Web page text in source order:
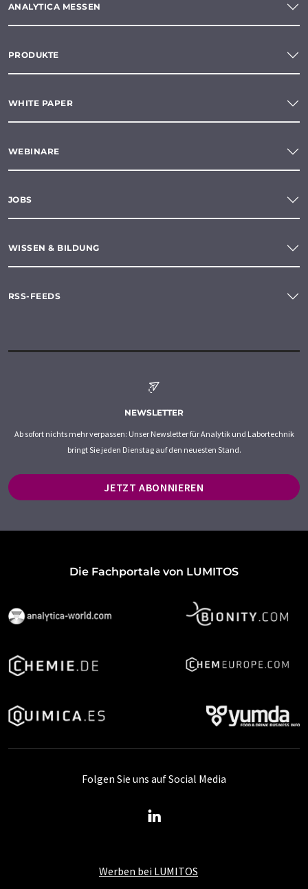
ANALYTICA MESSEN
PRODUKTE
WHITE PAPER
WEBINARE
JOBS
WISSEN & BILDUNG
RSS-FEEDS
NEWSLETTER
Ab sofort nichts mehr verpassen: Unser Newsletter für Analytik und Labortechnik
bringt Sie jeden Dienstag auf den neuesten Stand.
JETZT ABONNIEREN
Die Fachportale von LUMITOS
Werben bei LUMITOS
Folgen Sie uns auf Social Media